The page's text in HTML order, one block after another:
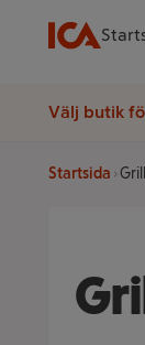
Välj butik
Startsida